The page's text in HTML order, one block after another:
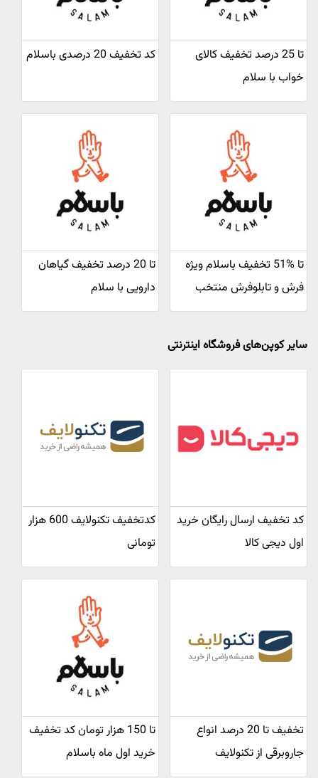
تا 25 درصد تخفیف کالای
خواب با سلام
کد تخفیف 20 درصدی باسلام
تا %51 تخفیف باسلام ویژه
فرش و تابلوفرش منتخب
تا 20 درصد تخفیف گیاهان
دارویی با سلام
سایر کوپن‌های فروشگاه اینترنتی
کد تخفیف ارسال رایگان خرید
اول دیجی کالا
کدتخفیف تکنولایف 600 هزار
تومانی
تخفیف تا 20 درصد انواع
جاروبرقی از تکنولایف
تا 150 هزار تومان کد تخفیف
خرید اول ماه باسلام